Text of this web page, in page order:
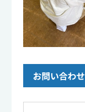
お問い合わせ